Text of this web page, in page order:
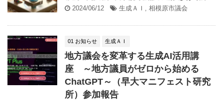
2024/06/12 生成ＡＩ , 相模原市議会
01 お知らせ 生成ＡＩ
地方議会を変革する生成AI活用講
座 ～地方議員がゼロから始める
ChatGPT～（早大マニフェスト研究
所）参加報告